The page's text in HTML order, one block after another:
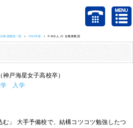
合格体験談一覧 2011年度 F.Mさん の 合格体験談
（神戸海星女子高校卒）
学 入学
む」 大手予備校で、結構コツコツ勉強したつ